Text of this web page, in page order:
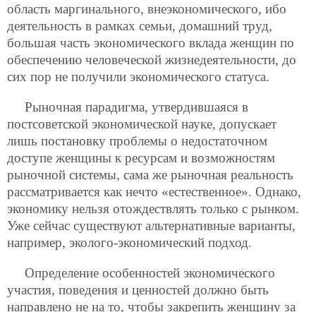
область маргинального, внеэкономического, ибо
деятельность в рамках семьи, домашний труд,
большая часть экономического вклада женщин по
обеспечению человеческой жизнедеятельности, до
сих пор не получили экономического статуса.
Рыночная парадигма, утвердившаяся в
постсоветской экономической науке, допускает
лишь постановку проблемы о недостаточном
доступе женщины к ресурсам и возможностям
рыночной системы, сама же рыночная реальность
рассматривается как нечто «естественное». Однако,
экономику нельзя отождествлять только с рынком.
Уже сейчас существуют альтернативные варианты,
например, эколого-экономический подход.
Определение особенностей экономического
участия, поведения и ценностей должно быть
направлено не на то, чтобы закрепить женщину за